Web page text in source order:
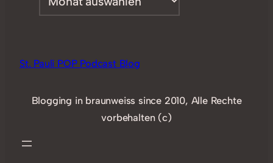
St. Pauli POP Podcast Blog
Blogging in braunweiss since 2010, Alle Rechte
vorbehalten (c)